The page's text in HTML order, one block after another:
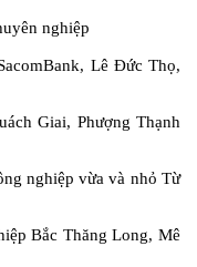
nghiệp
Lê Đức Thọ,
Giai, Phượng Thạnh
nghiệp vừa và nhỏ Từ
Bắc Thăng Long, Mê